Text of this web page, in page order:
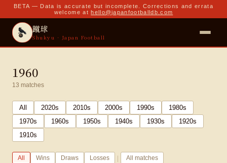
BETA — Data is accurate but incomplete. Corrections and errata
welcome at hello@japanfootballdb.com
蹴球
Shukyu · Japan Football
1960
13 matches
All 2020s 2010s 2000s 1990s 1980s
1970s 1960s 1950s 1940s 1930s 1920s
1910s
All Wins Draws Losses |
All matches